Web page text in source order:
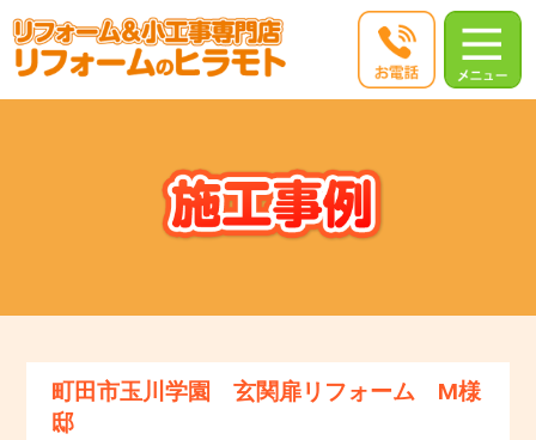
町田市玉川学園 玄関扉リフォーム M様
邸